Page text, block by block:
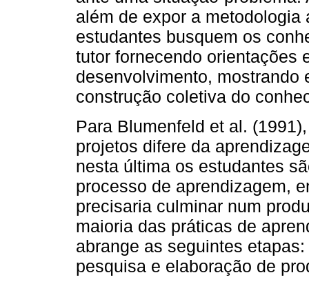
além de expor a
estudantes busquem os
tutor fornecendo orientações
desenvolvimento, mostrando
construção coletiva do
Para Blumenfeld et al.
projetos difere da
nesta última os estudantes
processo de aprendizagem,
precisaria culminar num
maioria das práticas de
abrange as seguintes
pesquisa e elaboração de